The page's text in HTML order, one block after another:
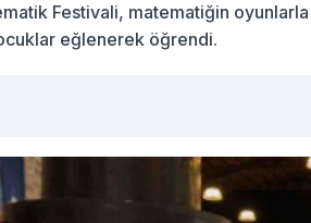
Festivali, matematiğin
eğlenerek öğrendi.